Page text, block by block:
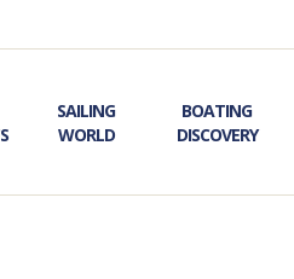
SAILING
WORLD
BOATING
DISCOVERY